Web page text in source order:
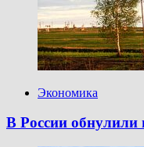
Экономика
В России обнулили